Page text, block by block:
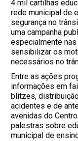
4 mil cartilhas
rede municipal de
segurança no
uma campanha
especialmente
sensibilizar os
necessários no
Entre as ações
informações em
blitzes,
acidentes e de
avenidas do
palestras sobre
municipal de